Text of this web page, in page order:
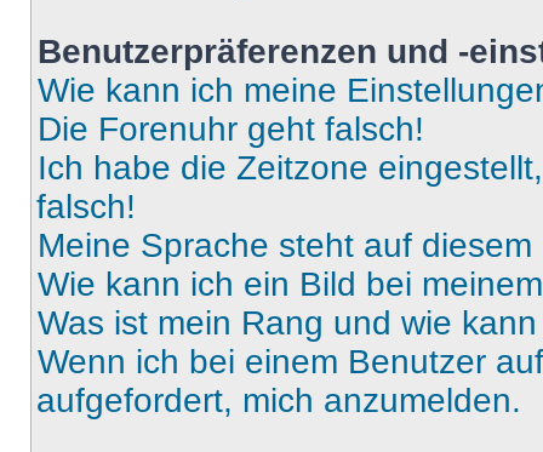
Benutzerpräferenzen und -
Wie kann ich meine
Die Forenuhr geht falsch!
Ich habe die Zeitzone
falsch!
Meine Sprache steht auf
Wie kann ich ein Bild bei
Was ist mein Rang und wie
Wenn ich bei einem Benutzer
aufgefordert, mich anzumelden.